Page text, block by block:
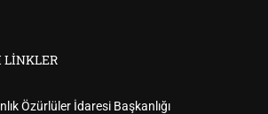
LINKLER
Özürlüler İdaresi Başkanlığı